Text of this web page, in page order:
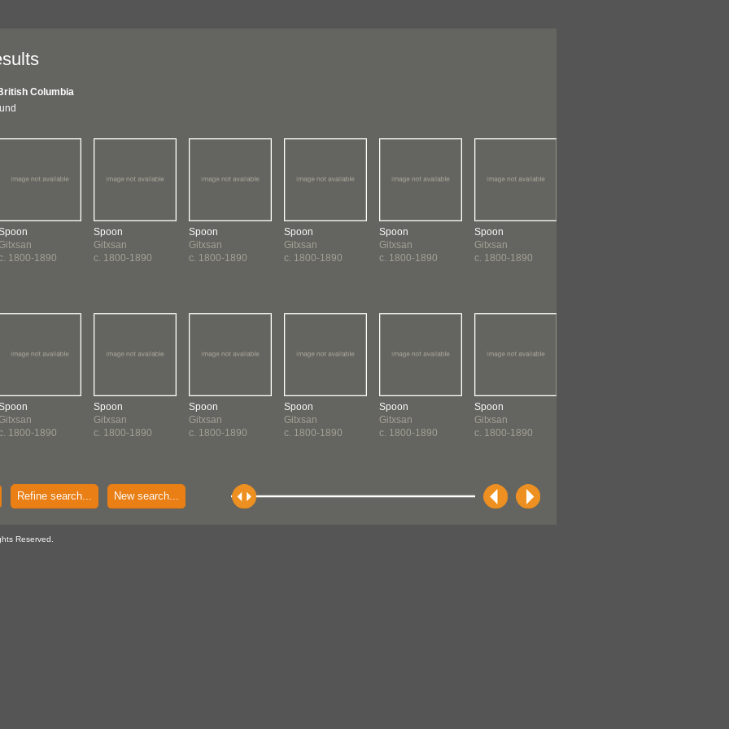
Columbia
Gitxsan
1800-1890
Gitxsan
1800-1890
Spoon
Gitxsan
c. 1800-1890
Spoon
Gitxsan
c. 1800-1890
Spoon
Gitxsan
c. 1800-1890
Spoon
Gitxsan
c. 1800-1890
Spoon
Gitxsan
c. 1800-1890
Spoon
Gitxsan
c. 1800-1890
Spoon
Gitxsan
c. 1800-1890
Spoon
Gitxsan
c. 1800-1890
Spoon
Gitxsan
c. 1800-1890
Spoon
Gitxsan
c. 1800-1890
Refine search... New search...
Reserved.